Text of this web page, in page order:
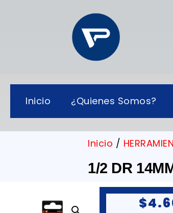
Inicio ¿Quienes Somos?
Inicio /
1/2 DR
$